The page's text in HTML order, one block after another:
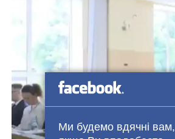
Ми будемо вдячні вам,